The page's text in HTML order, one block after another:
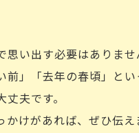
い出す必要はありませ
前」「去年の春頃」とい
夫です。
けがあれば、ぜひ伝え